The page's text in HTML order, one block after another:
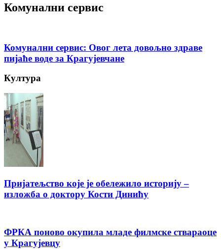
Комунални сервис
Комунални сервис: Овог лета довољно здраве
пијаће воде за Крагујевчане
Култура
Пријатељство које је обележило историју –
изложба о доктору Кости Динићу
ФРКА поново окупила младе филмске ствараоце
у Крагујевцу